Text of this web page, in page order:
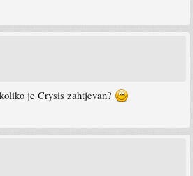
je Crysis zahtjevan?